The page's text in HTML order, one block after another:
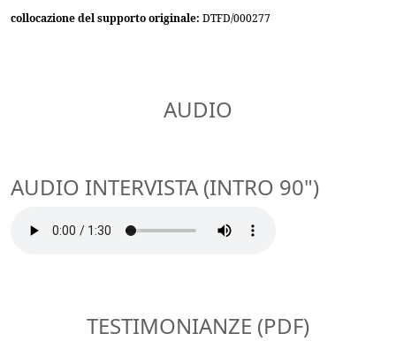
collocazione del supporto originale: DTFD/000277
AUDIO
AUDIO INTERVISTA (INTRO 90")
TESTIMONIANZE (PDF)